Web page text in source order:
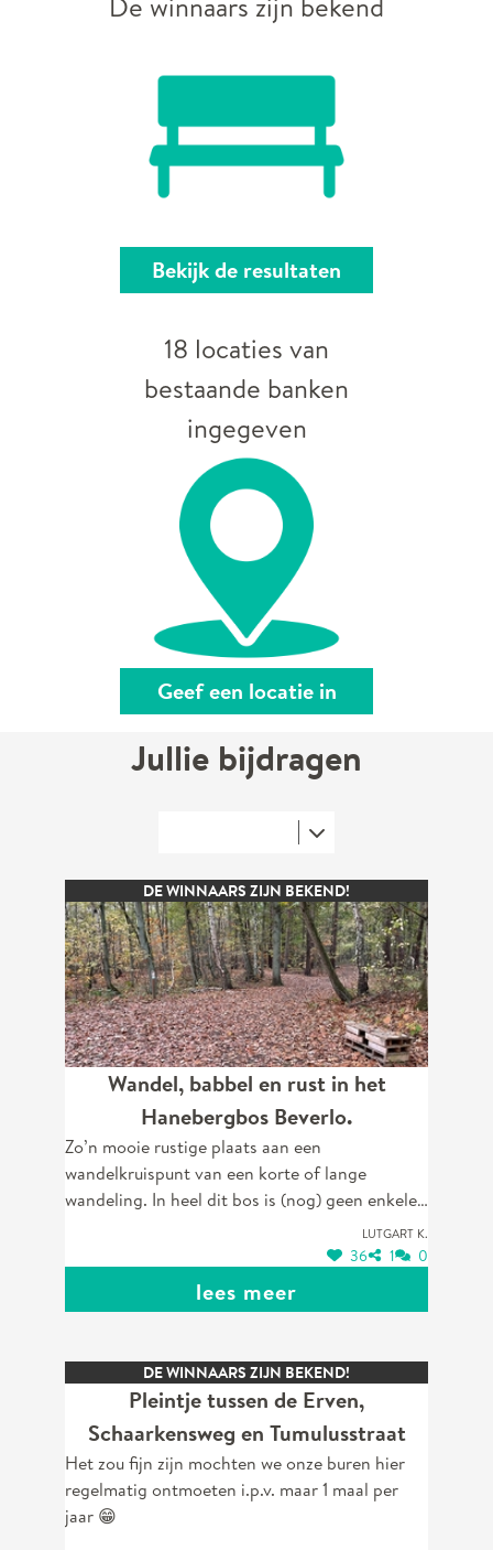
Bekijk de resultaten
18 locaties van
bestaande banken
ingegeven
Geef een locatie in
Jullie bijdragen
DE WINNAARS ZIJN BEKEND!
Wandel, babbel en rust in het
Hanebergbos Beverlo.
Zo’n mooie rustige plaats aan een
wandelkruispunt van een korte of lange
wandeling. In heel dit bos is (nog) geen enkele
zitplaats…en die mag er toch echt wel zijn, vind
Lutgart K.
36 1 0
lees meer
DE WINNAARS ZIJN BEKEND!
Pleintje tussen de Erven,
Schaarkensweg en Tumulusstraat
Het zou fijn zijn mochten we onze buren hier
regelmatig ontmoeten i.p.v. maar 1 maal per
jaar 😁